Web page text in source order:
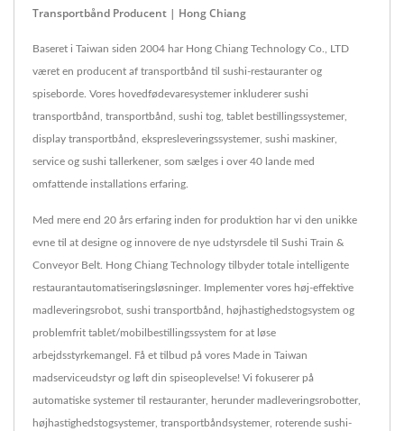
Transportbånd Producent | Hong Chiang
Baseret i Taiwan siden 2004 har Hong Chiang Technology Co., LTD
været en producent af transportbånd til sushi-restauranter og
spiseborde. Vores hovedfødevaresystemer inkluderer sushi
transportbånd, transportbånd, sushi tog, tablet bestillingssystemer,
display transportbånd, ekspresleveringssystemer, sushi maskiner,
service og sushi tallerkener, som sælges i over 40 lande med
omfattende installations erfaring.
Med mere end 20 års erfaring inden for produktion har vi den unikke
evne til at designe og innovere de nye udstyrsdele til Sushi Train &
Conveyor Belt. Hong Chiang Technology tilbyder totale intelligente
restaurantautomatiseringsløsninger. Implementer vores høj-effektive
madleveringsrobot, sushi transportbånd, højhastighedstogsystem og
problemfrit tablet/mobilbestillingssystem for at løse
arbejdsstyrkemangel. Få et tilbud på vores Made in Taiwan
madserviceudstyr og løft din spiseoplevelse! Vi fokuserer på
automatiske systemer til restauranter, herunder madleveringsrobotter,
højhastighedstogsystemer, transportbåndsystemer, roterende sushi-